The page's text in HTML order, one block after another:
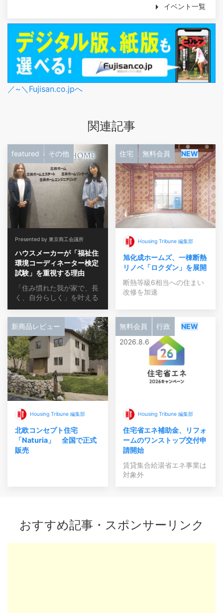
イベント一覧
／~＼Fujisan.co.jpへ
関連記事
featured その他
Presented by 東京商工会議所
ハウスメーカーが「福祉住
環境コーディネーター検定
試験」を重視する理由
「住み慣れた我が家で、長
く、自分らしく」を叶える
住宅 無料会員
NEW
2026.8.6
Housing Tribune 編集部
旭化成ホームズ、一棟断熱
リノベ「ロクダン」を展開
断熱等級6相当への住まい
改修を加速
新商品レビュー
Housing Tribune 編集部
北欧コンセプト住宅
「Naturia」 全国で正式
販売
無料会員 行政
NEW
2026.8.6
Housing Tribune 編集部
住宅省エネ補助金、リフォ
ームのワンストップ交付申
請開始
賃貸集合給湯省エネ事業は
対象外
おすすめ記事・スポンサーリンク